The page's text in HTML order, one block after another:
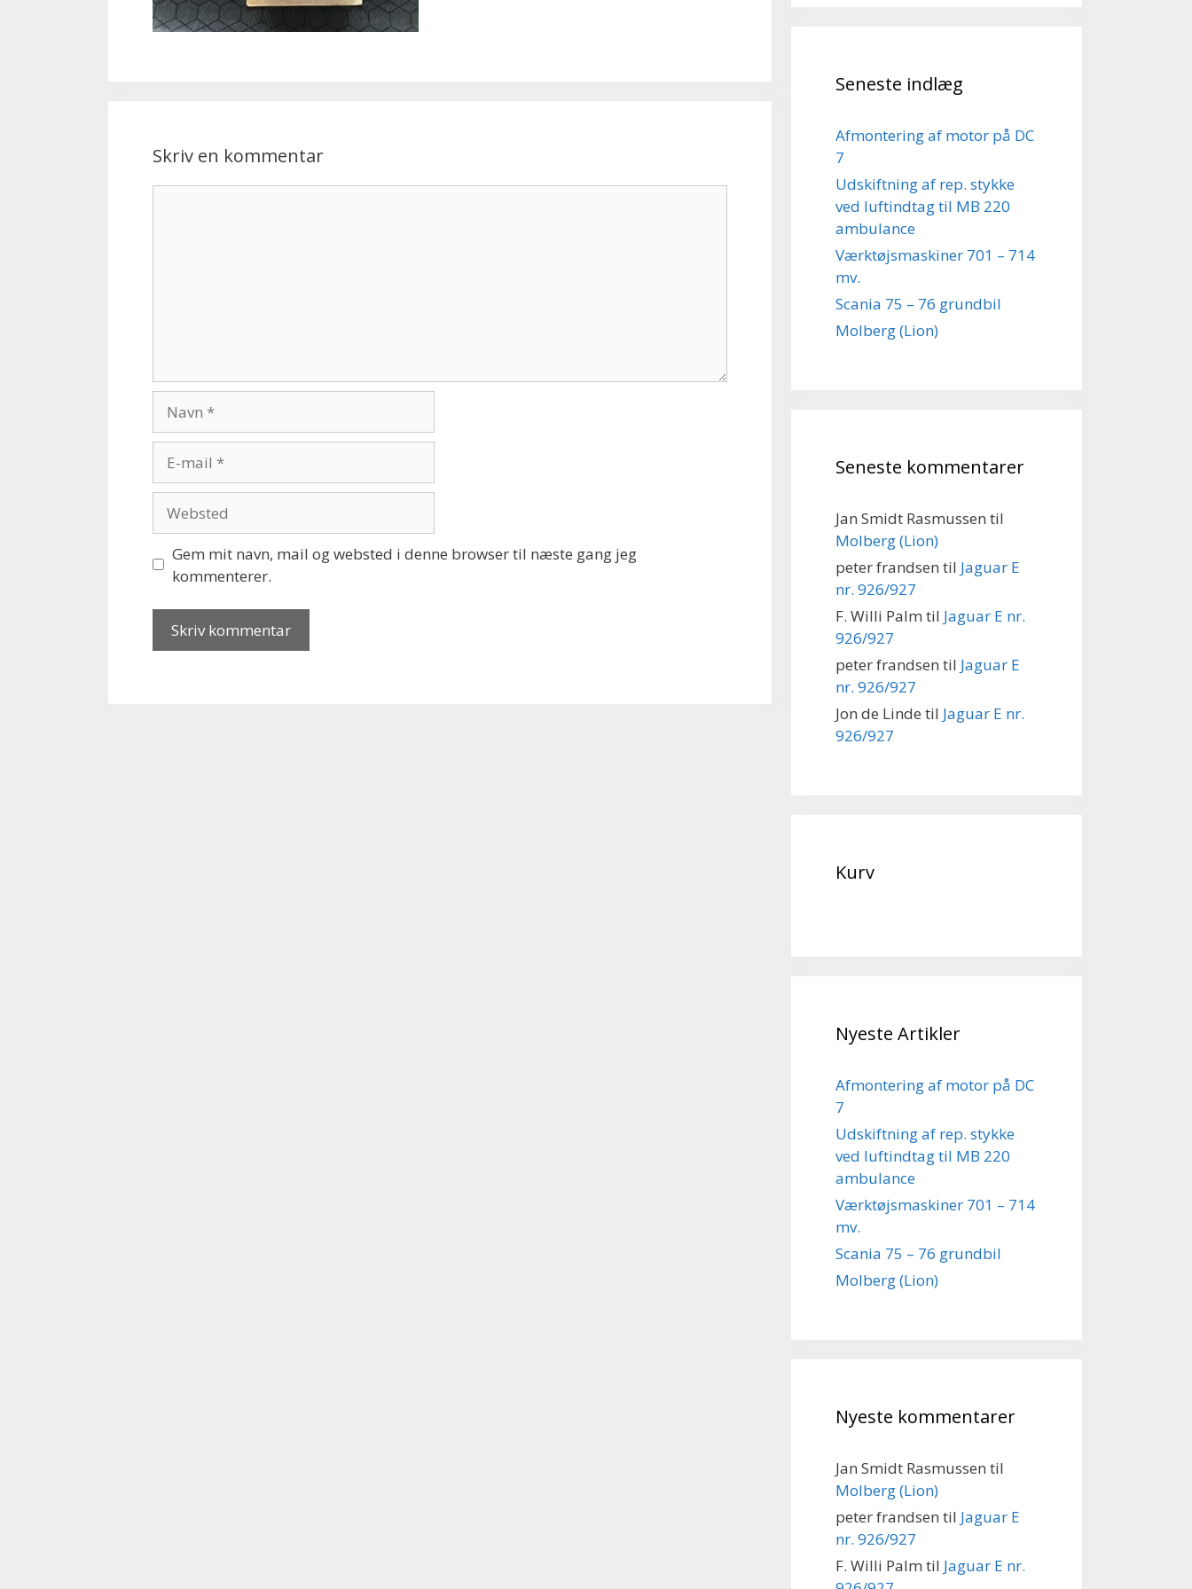
Skriv en kommentar
mail
Gem mit navn, mail og websted i denne browser til næste gang jeg
kommenterer.
Seneste indlæg
Afmontering af motor på DC
7
Udskiftning af rep. stykke
ved luftindtag til MB 220
ambulance
Værktøjsmaskiner 701 – 714
mv.
Scania 75 – 76 grundbil
Molberg (Lion)
Seneste kommentarer
Jan Smidt Rasmussen til
Molberg (Lion)
peter frandsen til Jaguar E
nr. 926/927
F. Willi Palm til Jaguar E nr.
926/927
peter frandsen til Jaguar E
nr. 926/927
Jon de Linde til Jaguar E nr.
926/927
Kurv
Nyeste Artikler
Afmontering af motor på DC
7
Udskiftning af rep. stykke
ved luftindtag til MB 220
ambulance
Værktøjsmaskiner 701 – 714
mv.
Scania 75 – 76 grundbil
Molberg (Lion)
Nyeste kommentarer
Jan Smidt Rasmussen til
Molberg (Lion)
peter frandsen til Jaguar E
nr. 926/927
F. Willi Palm til Jaguar E nr.